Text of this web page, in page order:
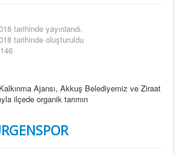
tarihinde yayınlandı.
tarihinde oluşturuldu
Ajansı, Akkuş Belediyemiz ve Ziraat
ilçede organik tarımın